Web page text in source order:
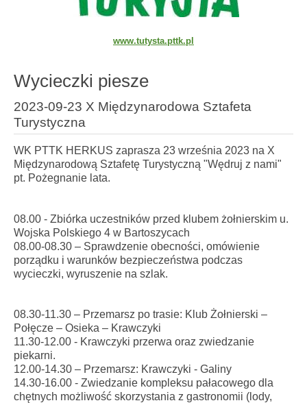
www.tutysta.pttk.pl
Wycieczki piesze
2023-09-23 X Międzynarodowa Sztafeta
Turystyczna
WK PTTK HERKUS zaprasza 23 września 2023 na X
Międzynarodową Sztafetę Turystyczną "Wędruj z nami"
pt. Pożegnanie lata.
08.00 - Zbiórka uczestników przed klubem żołnierskim u.
Wojska Polskiego 4 w Bartoszycach
08.00-08.30 – Sprawdzenie obecności, omówienie
porządku i warunków bezpieczeństwa podczas
wycieczki, wyruszenie na szlak.
08.30-11.30 – Przemarsz po trasie: Klub Żołnierski –
Połęcze – Osieka – Krawczyki
11.30-12.00 - Krawczyki przerwa oraz zwiedzanie
piekarni.
12.00-14.30 – Przemarsz: Krawczyki - Galiny
14.30-16.00 - Zwiedzanie kompleksu pałacowego dla
chętnych możliwość skorzystania z gastronomii (lody,